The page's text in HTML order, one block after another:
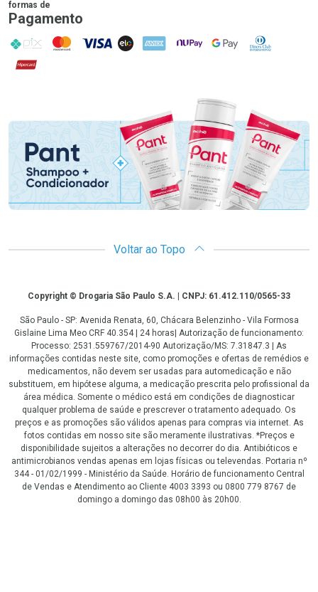
formas de
Pagamento
PIX MasterCard
VISA ELO AMEX NuPay Google PayDiners Club
Hipercard
Promoção em Destaque
Voltar ao Topo
CopyrightCopyright © Drogaria São Paulo S.A. | CNPJ: 61.412.110/0565-33
São Paulo - SP: Avenida Renata, 60, Chácara Belenzinho - Vila Formosa
Gislaine Lima Meo CRF 40.354 | 24 horas| Autorização de funcionamento:
Processo: 2531.559767/2014-90 Autorização/MS: 7.31847.3 | As
informações contidas neste site, como promoções e ofertas de remédios e
medicamentos, não devem ser usadas para automedicação e não
substituem, em hipótese alguma, a medicação prescrita pelo profissional da
área médica. Somente o médico está em condições de diagnosticar
qualquer problema de saúde e prescrever o tratamento adequado. Os
preços e as promoções são válidos apenas para compras via internet. As
fotos contidas em nosso site são meramente ilustrativas. *Preços e
disponibilidade sujeitos a alterações no decorrer do dia. Antibióticos e
antimicrobianos vendas apenas em lojas físicas ou televendas. Portaria nº
344 - 01/02/1999 - Ministério da Saúde. Horário de funcionamento Central
de Vendas e Atendimento ao Cliente 4003 3393 ou 0800 779 8767 de
domingo a domingo das 08h00 às 20h00.